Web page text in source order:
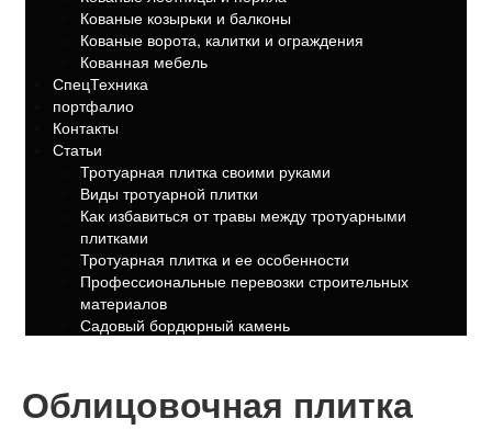
Кованые козырьки и балконы
Кованые ворота, калитки и ограждения
Кованная мебель
СпецТехника
портфалио
Контакты
Статьи
Тротуарная плитка своими руками
Виды тротуарной плитки
Как избавиться от травы между тротуарными
плитками
Тротуарная плитка и ее особенности
Профессиональные перевозки строительных
материалов
Садовый бордюрный камень
Облицовочная плитка